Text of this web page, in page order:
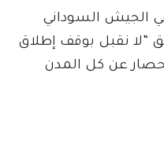
الجيش السوداني
“لا نقبل بوقف إطلاق
عن كل المدن